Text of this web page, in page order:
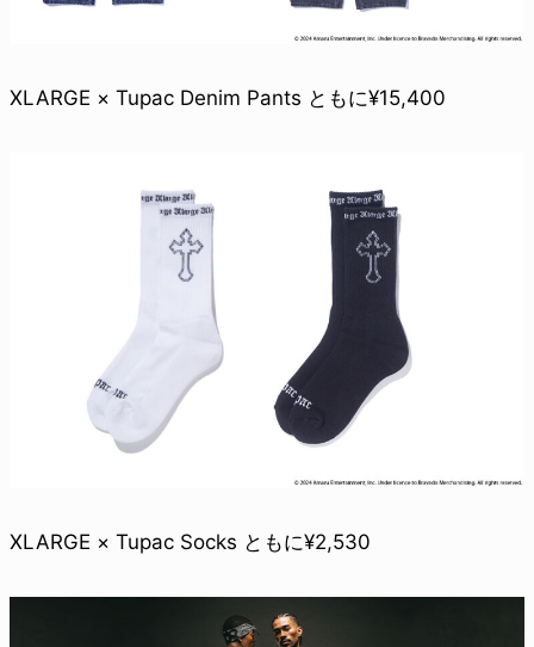
XLARGE × Tupac Denim Pants ともに¥15,400
XLARGE × Tupac Socks ともに¥2,530